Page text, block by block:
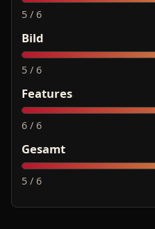
5 / 6
Bild
5 / 6
Features
6 / 6
Gesamt
5 / 6